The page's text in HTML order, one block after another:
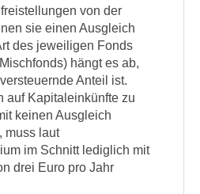
von der
sie einen Ausgleich
des jeweiligen Fonds
hängt es ab,
Anteil ist.
auf Kapitaleinkünfte zu
keinen Ausgleich
muss laut
im Schnitt lediglich mit
drei Euro pro Jahr